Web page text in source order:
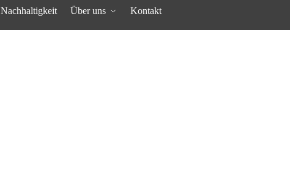
Nachhaltigkeit Über uns Kontakt